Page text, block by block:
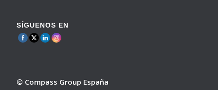
SÍGUENOS EN
© Compass Group España